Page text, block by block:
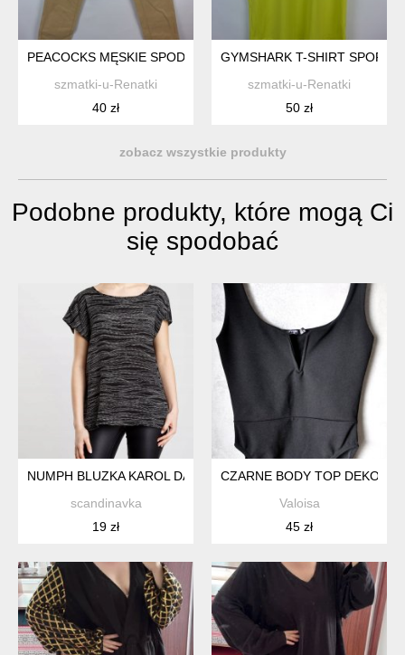
PEACOCKS MĘSKIE SPODNIE BAWEŁNA / 36S PAS 94 CM
szmatki-u-Renatki
40 zł
GYMSHARK T-SHIRT
szmatki-u-Renatki
50 zł
zobacz wszystkie produkty
Podobne produkty, które mogą Ci
się spodobać
NUMPH BLUZKA KAROL DAMSKA WZÓR 36 S
scandinavka
19 zł
CZARNE BODY TOP DEKOLT
Valoisa
45 zł